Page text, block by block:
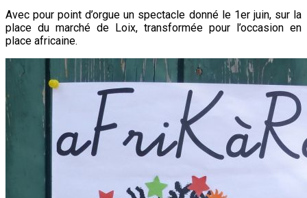
Avec pour point d’orgue un spectacle donné le 1er juin, sur la
place du marché de Loix, transformée pour l’occasion en
place africaine.